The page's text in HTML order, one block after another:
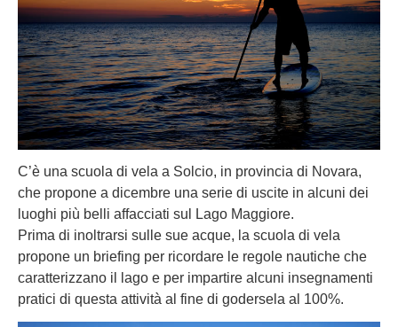
C’è una scuola di vela a Solcio, in provincia di Novara,
che propone a dicembre una serie di uscite in alcuni dei
luoghi più belli affacciati sul Lago Maggiore.
Prima di inoltrarsi sulle sue acque, la scuola di vela
propone un briefing per ricordare le regole nautiche che
caratterizzano il lago e per impartire alcuni insegnamenti
pratici di questa attività al fine di godersela al 100%.